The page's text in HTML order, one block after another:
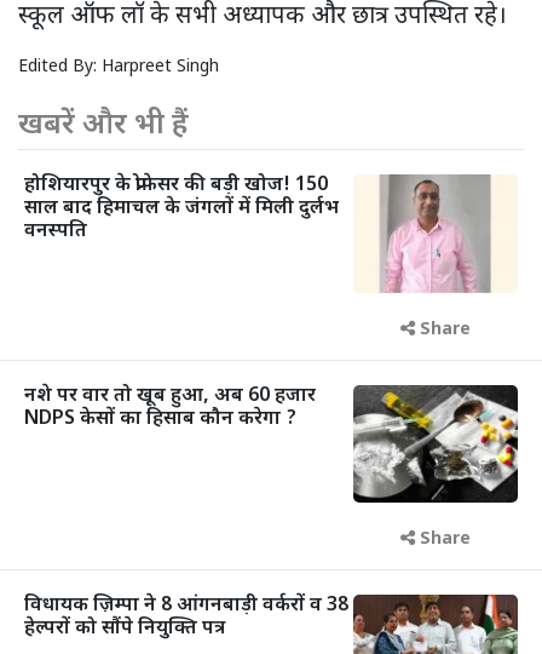
स्कूल ऑफ लॉ के सभी अध्यापक और छात्र उपस्थित रहे।
Edited By: Harpreet Singh
खबरें और भी हैं
होशियारपुर के प्रोफेसर की बड़ी खोज! 150
साल बाद हिमाचल के जंगलों में मिली दुर्लभ
वनस्पति
Share
नशे पर वार तो खूब हुआ, अब 60 हजार
NDPS केसों का हिसाब कौन करेगा ?
Share
विधायक ज़िम्पा ने 8 आंगनबाड़ी वर्करों व 38
हेल्परों को सौंपे नियुक्ति पत्र